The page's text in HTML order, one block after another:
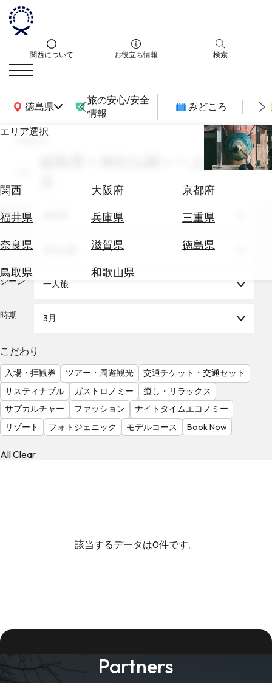
関西について お役立ち情報 検索
徳島県
関西広域MAP
旅の安心/安全
情報
みどころ
エリア選択
関西 大阪府
京都府
福井県
兵庫県
三重県
奈良県
滋賀県
徳島県
鳥取県
和歌山県
エ
券
テ
を
る
気
を
見
る
search
徳島県 × 神社仏閣 × 一人旅 × 3
エリア
テーマ
シーン 一人旅
時期 3月
こだわり
入場・拝観券 ツアー・周遊観光
交通チケット・交通セット
サスティナブル
ガストロノミー
癒し・リラックス
サブカルチャー
ファッション
ナイトタイムエコノミー
リゾート
フォトジェニック モデルコース Book Now
All Clear
該当するデータは0件です。
Partners